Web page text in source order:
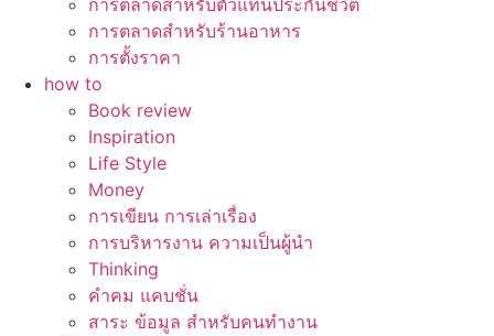
การตลาดสำหรับตัวแทนประกันชีวิต
การตลาดสำหรับร้านอาหาร
การตั้งราคา
how to
Book review
Inspiration
Life Style
Money
การเขียน การเล่าเรื่อง
การบริหารงาน ความเป็นผู้นำ
Thinking
คำคม แคบชั่น
สาระ ข้อมูล สำหรับคนทำงาน